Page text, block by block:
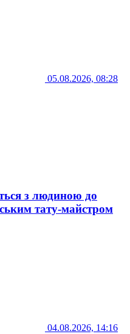
05.08.2026, 08:28
з людиною до
тату-майстром
04.08.2026, 14:16